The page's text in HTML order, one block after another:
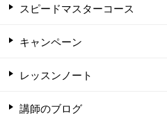
スピードマスターコース
キャンペーン
レッスンノート
講師のブログ